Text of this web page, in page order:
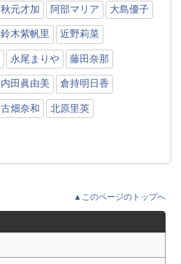
秋元才加 阿部マリア 大島優子
鈴木紫帆里 近野莉菜
永尾まりや 藤田奈那
内田眞由美 倉持明日香
古畑奈和 北原里英
▲このページのトップへ